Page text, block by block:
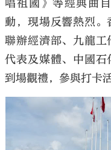
唱祖國》等經典曲
動，現場反響熱烈
聯辦經濟部、九龍
代表及媒體、中國
到場觀禮，參與打卡活